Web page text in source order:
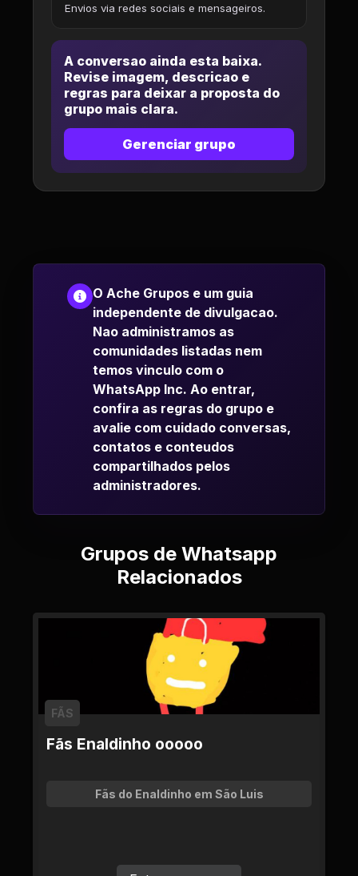
Envios via redes sociais e mensageiros.
A conversao ainda esta baixa.
Revise imagem, descricao e
regras para deixar a proposta do
grupo mais clara.
Gerenciar grupo
O Ache Grupos e um guia
independente de divulgacao.
Nao administramos as
comunidades listadas nem
temos vinculo com o
WhatsApp Inc. Ao entrar,
confira as regras do grupo e
avalie com cuidado conversas,
contatos e conteudos
compartilhados pelos
administradores.
Grupos de Whatsapp
Relacionados
Fãs Enaldinho ooooo
FÃS
Fãs do Enaldinho em São Luis